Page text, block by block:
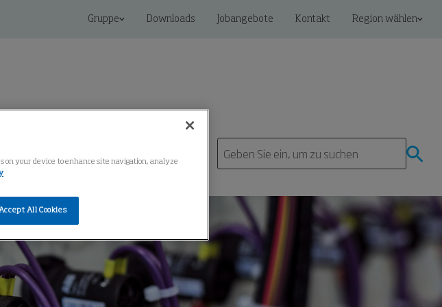
Gruppe Downloads Jobangebote Kontakt Region wählen
on your device to enhance site navigation, analyze
All Cookies